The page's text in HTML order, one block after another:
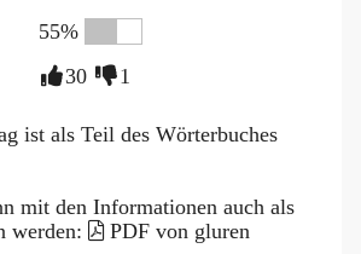
55%
30 1
ist als Teil des Wörterbuches
mit den Informationen auch als
werden:
PDF von gluren